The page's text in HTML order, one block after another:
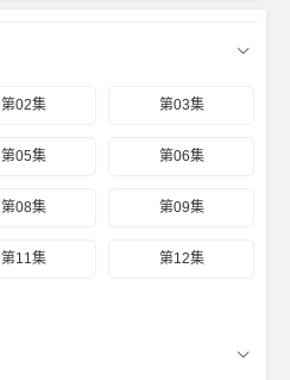
第02集 第03集
第05集 第06集
第08集 第09集
第11集 第12集